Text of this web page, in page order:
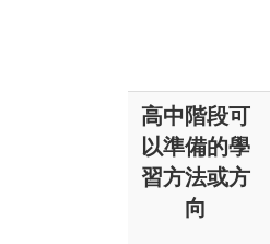
高中階段可
以準備的學
習方法或方
向